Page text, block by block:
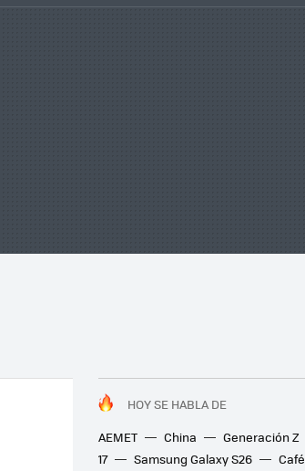
HOY SE HABLA DE
AEMET
China Generación Z
17
Samsung Galaxy S26 Café